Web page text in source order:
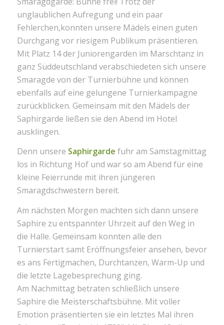
unglaublichen Aufregung und ein paar
Fehlerchen,konnten unsere Mädels einen guten
Durchgang vor riesigem Publikum präsentieren.
Mit Platz 14 der Juniorengarden im Marschtanz in
ganz Süddeutschland verabschiedeten sich unsere
Smaragde von der Turnierbühne und können
ebenfalls auf eine gelungene Turnierkampagne
zurückblicken. Gemeinsam mit den Mädels der
Saphirgarde ließen sie den Abend im Hotel
ausklingen.
Denn unsere Saphirgarde fuhr am Samstagmittag
los in Richtung Hof und war so am Abend für eine
kleine Feierrunde mit ihren jüngeren
Smaragdschwestern bereit.
Am nächsten Morgen machten sich dann unsere
Saphire zu entspannter Uhrzeit auf den Weg in
die Halle. Gemeinsam konnten alle den
Turnierstart samt Eröffnungsfeier ansehen, bevor
es ans Fertigmachen, Durchtanzen, Warm-Up und
die letzte Lagebesprechung ging.
Am Nachmittag betraten schließlich unsere
Saphire die Meisterschaftsbühne. Mit voller
Emotion präsentierten sie ein letztes Mal ihren